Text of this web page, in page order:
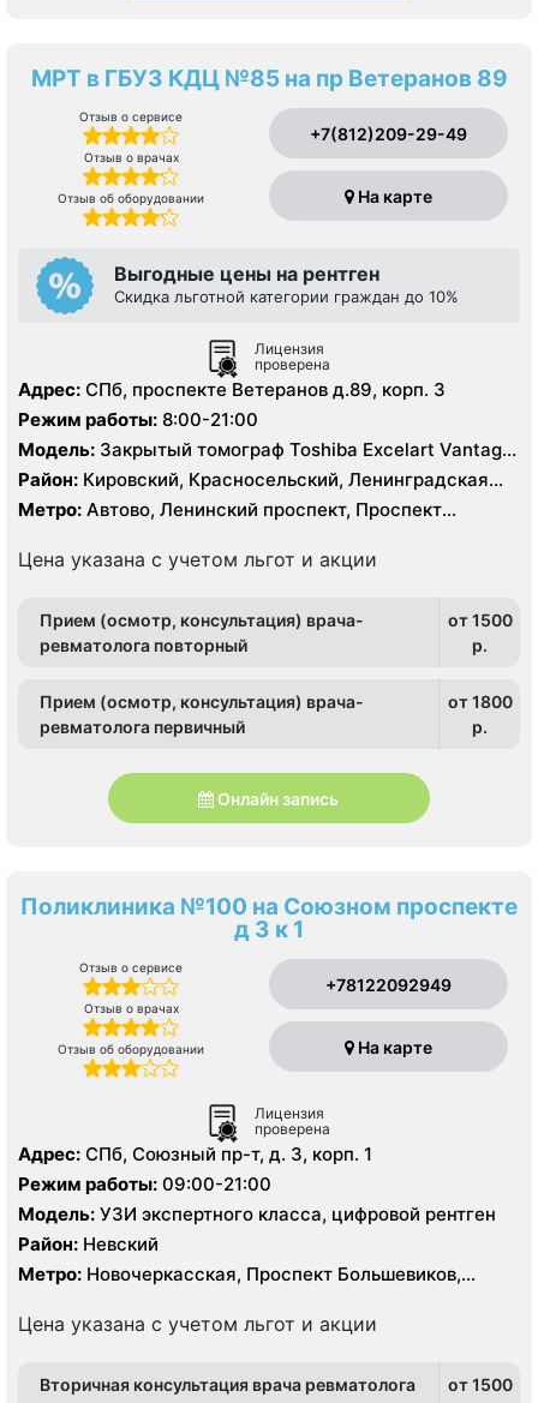
МРТ в ГБУЗ КДЦ №85 на пр Ветеранов 89
Отзыв о сервисе
Отзыв о врачах
Отзыв об оборудовании
+7(812)209-29-49
На карте
Выгодные цены на рентген
Скидка льготной категории граждан до 10%
Лицензия
проверена
Адрес: СПб, проспекте Ветеранов д.89, корп. 3
Режим работы: 8:00-21:00
Модель: Закрытый томограф Toshiba Excelart Vantage
1.5 Тесла
Район: Кировский, Красносельский, Ленинградская
область, Московский, Петродворцовый
Метро: Автово, Ленинский проспект, Проспект
Цена указана с учетом льгот и акции
Прием (осмотр, консультация) врача-
ревматолога повторный
от 1500
p.
Прием (осмотр, консультация) врача-
ревматолога первичный
от 1800
p.
Онлайн запись
Поликлиника №100 на Союзном проспекте
д 3 к 1
Отзыв о сервисе
Отзыв о врачах
Отзыв об оборудовании
+78122092949
На карте
Лицензия
проверена
Адрес: СПб, Союзный пр-т, д. 3, корп. 1
Режим работы: 09:00-21:00
Модель: УЗИ экспертного класса, цифровой рентген
Район: Невский
Метро: Новочеркасская, Проспект Большевиков,
Цена указана с учетом льгот и акции
Вторичная консультация врача ревматолога
от 1500